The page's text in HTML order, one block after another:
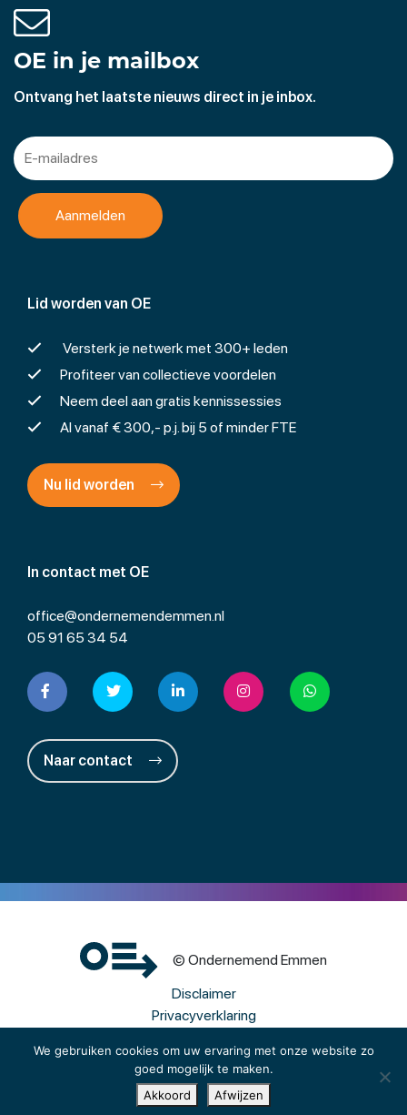
We gebruiken cookies om uw ervaring met onze website zo
goed mogelijk te maken.
Akkoord
Afwijzen
In contact met OE
office@ondernemendemmen.nl
05 91 65 34 54
Naar contact
Lid worden van OE
Versterk je netwerk met 300+ leden
Profiteer van collectieve voordelen
Neem deel aan gratis kennissessies
Al vanaf € 300,- p.j. bij 5 of minder FTE
Nu lid worden
OE in je mailbox
Ontvang het laatste nieuws direct in je inbox.
© Ondernemend Emmen
Disclaimer
Privacyverklaring
Een wwwebsite van Webba